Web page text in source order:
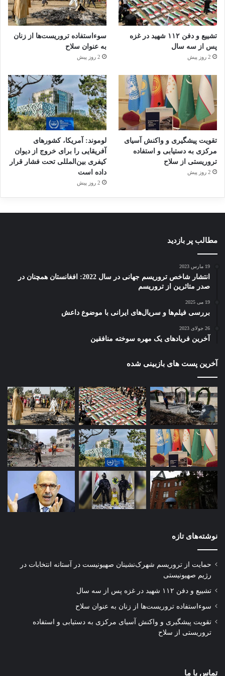
کوتاهش شدند و محمد، با رنجی عمیق، در
ده‌سالگی دریافت «ترور» یعنی «سفر»؛ یعنی
گذشتن از دنیایی که سیاهی افکار پوسیده و
ایدئولوژی یک مشت منافق آن را احاطه کرده بود و
به خود اجازه میدادند تا با نارنجک به پروانه‌های
زیبای این سرزمین حمله کنند. محمد در ده‌سالگی
دریافت ترور یعنی سفر به بهشت.
داستان شهید محمد اردنجی
کودکان
کپی لینک
تشییع و دفن ۱۱۲ شهید در غزه
پس از سه سال
2 روز پیش
سوءاستفاده تروریست‌ها از زنان
به عنوان سلاح
2 روز پیش
تقویت پیشگیری و واکنش آسیای
مرکزی به دستیابی و استفاده
تروریستی از سلاح
2 روز پیش
لوموند: آمریکا، کشورهای
آفریقایی را برای خروج از دیوان
کیفری بین‌المللی تحت فشار قرار
داده است
2 روز پیش
مطالب پر بازدید
19 مارس 2023
انتشار شاخص تروریسم جهانی در سال 2022: افغانستان همچنان در
صدر متاثرین از تروریسم
19 می 2025
بررسی فیلم‌ها و سریال‌های ایرانی با موضوع داعش
26 جولای 2023
آخرین فریادهای یک مهره سوخته منافقین
آخرین پست های بازبینی شده
نوشته‌های تازه
حمایت از تروریسم شهرک‌نشینان صهیونیست در آستانه انتخابات در
رژیم صهیونیستی
تشییع و دفن ۱۱۲ شهید در غزه پس از سه سال
سوءاستفاده تروریست‌ها از زنان به عنوان سلاح
تقویت پیشگیری و واکنش آسیای مرکزی به دستیابی و استفاده
تروریستی از سلاح
تماس با ما